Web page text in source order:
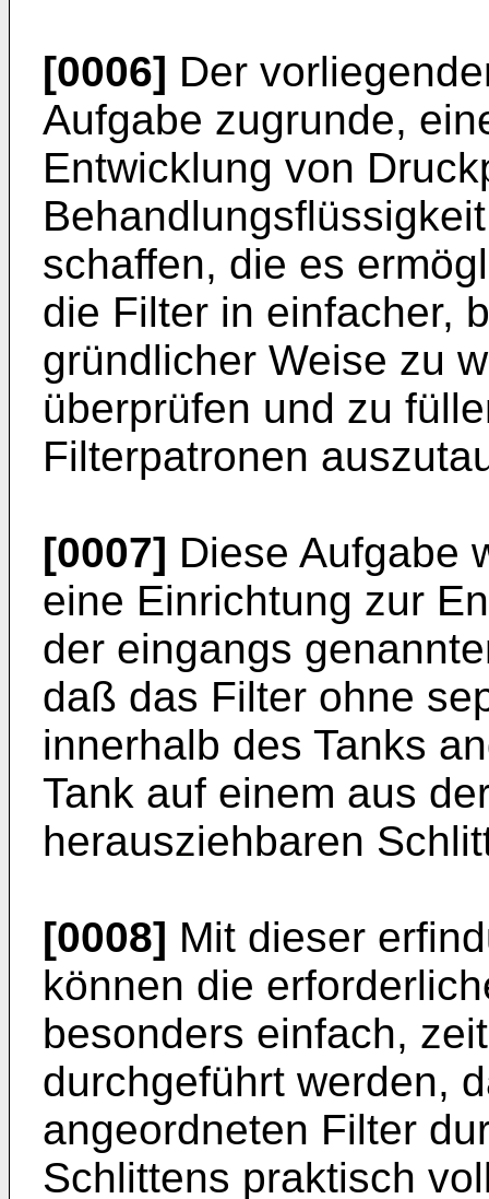
[0006] Der
Aufgabe zugrunde,
Entwicklung von
schaffen, die es
die Filter in einfacher,
gründlicher Weise zu
überprüfen und zu
Filterpatronen
[0007] Diese Aufgabe
eine Einrichtung zur
der eingangs
daß das Filter ohne
innerhalb des Tanks
Tank auf einem aus
herausziehbaren
[0008] Mit dieser
können die
besonders einfach,
durchgeführt werden,
angeordneten Filter
Schlittens praktisch